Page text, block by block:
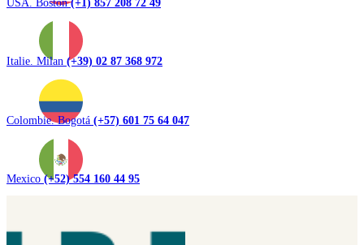
Italie. Milan (+39) 02 87 368 972
Colombie. Bogotá (+57) 601 75 64 047
Mexico (+52) 554 160 44 95